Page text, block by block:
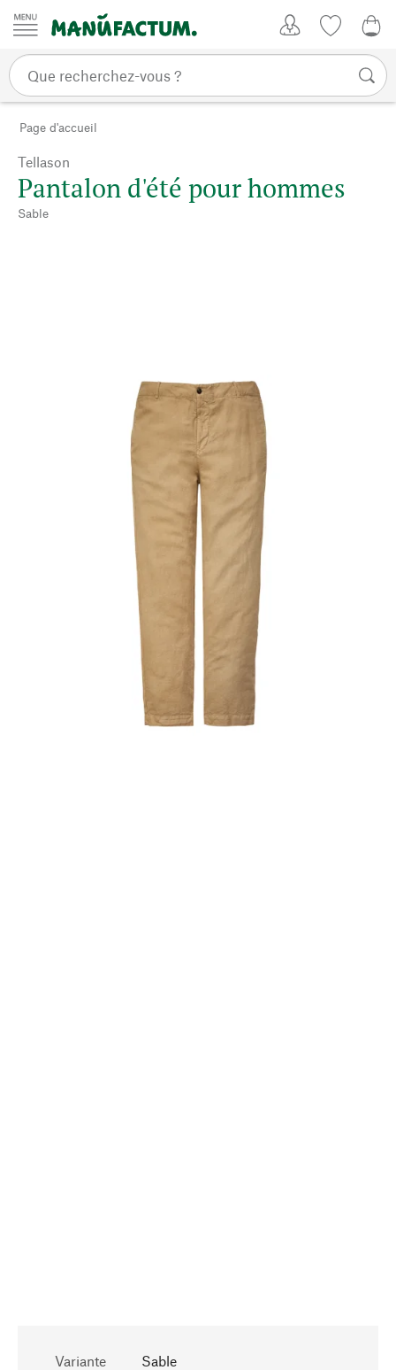
Passer au contenu
Page d'accueil
Tellason
Pantalon d'été pour hommes
Sable
Variante Sable